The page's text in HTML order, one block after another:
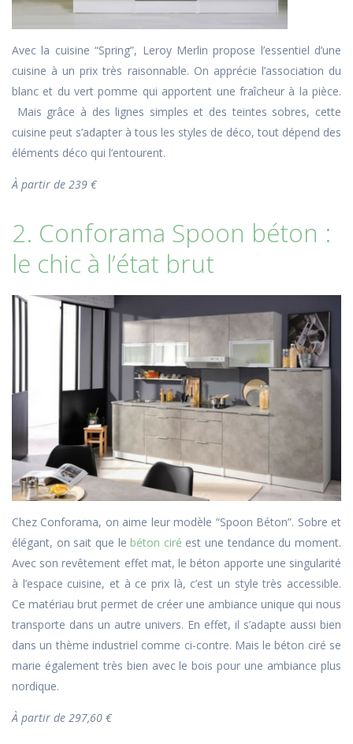
Avec la cuisine “Spring”, Leroy Merlin propose l’essentiel d’une
cuisine à un prix très raisonnable. On apprécie l’association du
blanc et du vert pomme qui apportent une fraîcheur à la pièce.
Mais grâce à des lignes simples et des teintes sobres, cette
cuisine peut s’adapter à tous les styles de déco, tout dépend des
éléments déco qui l’entourent.
À partir de 239 €
2. Conforama Spoon béton :
le chic à l’état brut
Chez Conforama, on aime leur modèle “Spoon Béton”. Sobre et
élégant, on sait que le béton ciré est une tendance du moment.
Avec son revêtement effet mat, le béton apporte une singularité
à l’espace cuisine, et à ce prix là, c’est un style très accessible.
Ce matériau brut permet de créer une ambiance unique qui nous
transporte dans un autre univers. En effet, il s’adapte aussi bien
dans un thème industriel comme ci-contre. Mais le béton ciré se
marie également très bien avec le bois pour une ambiance plus
nordique.
À partir de 297,60 €